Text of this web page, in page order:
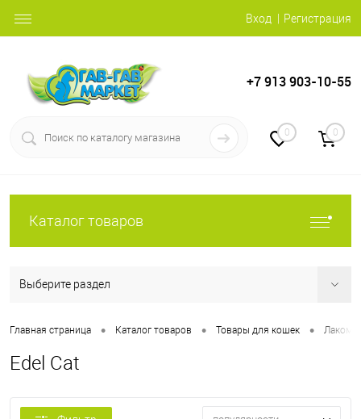
Вход Регистрация
+7 913 903-10-55
0 0
Каталог товаров
Выберите раздел
Главная страница • Каталог товаров • Товары для кошек •
Edel Cat